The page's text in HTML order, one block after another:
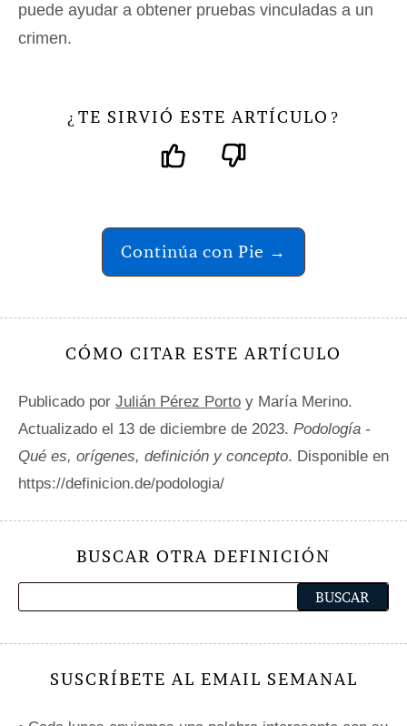
puede ayudar a obtener pruebas vinculadas a un
crimen.
¿ TE SIRVIÓ ESTE ARTÍCULO ?
Continúa con Pie →
CÓMO CITAR ESTE ARTÍCULO
Publicado por Julián Pérez Porto y María Merino.
Actualizado el 13 de diciembre de 2023. Podología -
Qué es, orígenes, definición y concepto. Disponible en
https://definicion.de/podologia/
BUSCAR OTRA DEFINICIÓN
SUSCRÍBETE AL EMAIL SEMANAL